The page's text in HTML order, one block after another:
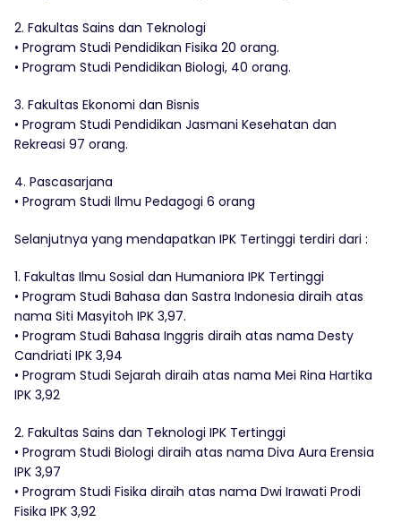
2. Fakultas Sains dan Teknologi
• Program Studi Pendidikan Fisika 20 orang.
• Program Studi Pendidikan Biologi, 40 orang.
3. Fakultas Ekonomi dan Bisnis
• Program Studi Pendidikan Jasmani Kesehatan dan
Rekreasi 97 orang.
4. Pascasarjana
• Program Studi Ilmu Pedagogi 6 orang
Selanjutnya yang mendapatkan IPK Tertinggi terdiri dari :
1. Fakultas Ilmu Sosial dan Humaniora IPK Tertinggi
• Program Studi Bahasa dan Sastra Indonesia diraih atas
nama Siti Masyitoh IPK 3,97.
• Program Studi Bahasa Inggris diraih atas nama Desty
Candriati IPK 3,94
• Program Studi Sejarah diraih atas nama Mei Rina Hartika
IPK 3,92
2. Fakultas Sains dan Teknologi IPK Tertinggi
• Program Studi Biologi diraih atas nama Diva Aura Erensia
IPK 3,97
• Program Studi Fisika diraih atas nama Dwi Irawati Prodi
Fisika IPK 3,92